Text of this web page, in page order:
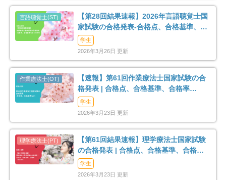
【第28回結果速報】2026年言語聴覚士国
家試験の合格発表-合格点、合格基準、合
格率など-
学生
2026年3月26日 更新
【速報】第61回作業療法士国家試験の合
格発表 | 合格点、合格基準、合格率
（2026年）
学生
2026年3月23日 更新
【第61回結果速報】理学療法士国家試験
の合格発表 | 合格点、合格基準、合格率
（2026年）
学生
2026年3月23日 更新